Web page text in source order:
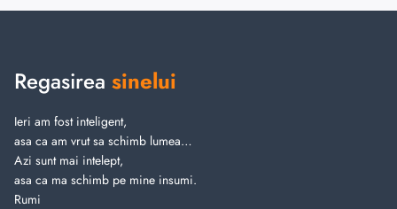
Regasirea sinelui
Ieri am fost inteligent,
asa ca am vrut sa schimb lumea…
Azi sunt mai intelept,
asa ca ma schimb pe mine insumi.
Rumi